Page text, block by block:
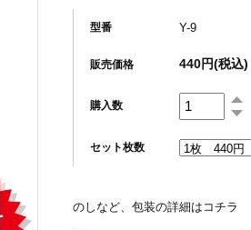
型番 Y-9
販売価格 440円(税込)
購入数
セット枚数
のしなど、包装の詳細はコチラ